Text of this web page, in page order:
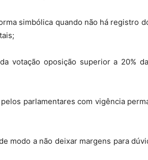
simbólica quando não há registro
votação oposição superior a 20%
parlamentares com vigência
modo a não deixar margens para